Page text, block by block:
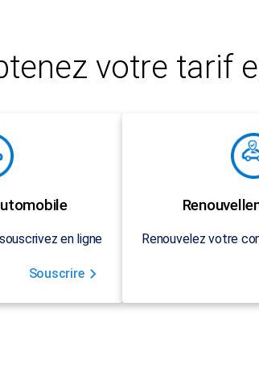
votre tarif
en ligne
Souscrire
Renouvelez votre